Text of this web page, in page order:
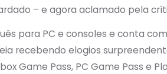
– e agora aclamado pela
para PC e consoles e conta
recebendo elogios
Game Pass, PC Game Pass e